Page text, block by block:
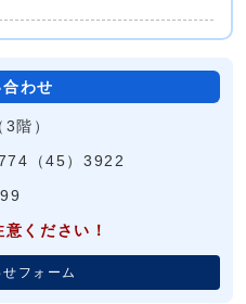
わせ
階）
（45）3922
ください！
フォーム